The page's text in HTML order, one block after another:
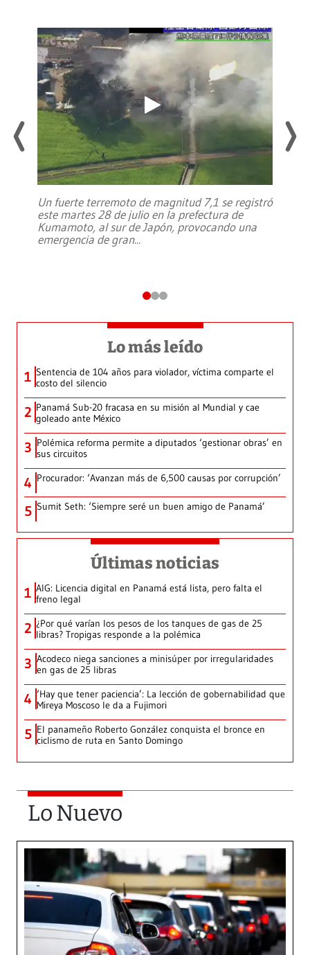
Un fuerte terremoto de magnitud 7,1 se registró
este martes 28 de julio en la prefectura de
Kumamoto, al sur de Japón, provocando una
emergencia de gran...
Lo más leído
1 Sentencia de 104 años para violador, víctima comparte el
costo del silencio
2 Panamá Sub-20 fracasa en su misión al Mundial y cae
goleado ante México
3 Polémica reforma permite a diputados ‘gestionar obras’ en
sus circuitos
4 Procurador: ‘Avanzan más de 6,500 causas por corrupción’
5 Sumit Seth: ‘Siempre seré un buen amigo de Panamá’
Últimas noticias
1 AIG: Licencia digital en Panamá está lista, pero falta el
freno legal
2 ¿Por qué varían los pesos de los tanques de gas de 25
libras? Tropigas responde a la polémica
3 Acodeco niega sanciones a minisúper por irregularidades
en gas de 25 libras
4 ‘Hay que tener paciencia’: La lección de gobernabilidad que
Mireya Moscoso le da a Fujimori
5 El panameño Roberto González conquista el bronce en
ciclismo de ruta en Santo Domingo
Lo Nuevo